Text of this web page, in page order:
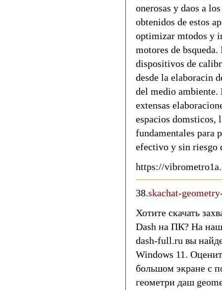
onerosas y daos a
obtenidos de estos
optimizar mtodos y
motores de bsqueda.
dispositivos de
desde la elaboracin
del medio ambiente.
extensas
espacios domsticos,
fundamentales para
efectivo y sin riesgo
https://
38.skachat-
Хотите скачать
Dash на ПК? На
dash-full.ru вы
Windows 11.
большом экране с
геометри даш